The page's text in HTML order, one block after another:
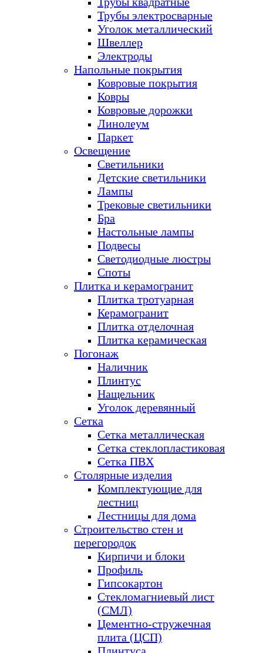
Трубы электросварные
Уголок металлический
Швеллер
Электроды
Напольные покрытия
Ковровые покрытия
Ковры
Ковровые дорожки
Линолеум
Паркет
Освещение
Светильники
Детские светильники
Лампы
Трековые светильники
Бра
Настольные лампы
Подвесы
Светодиодные люстры
Споты
Плитка и керамогранит
Плитка тротуарная
Керамогранит
Плитка отделочная
Плитка керамическая
Погонаж
Наличник
Плинтус
Нащельник
Уголок деревянный
Сетка
Сетка металлическая
Сетка стеклопластиковая
Сетка ПВХ
Столярные изделия
Комплектующие для
лестниц
Лестницы для дома
Строительство стен и
перегородок
Кирпичи и блоки
Профиль
Гипсокартон
Стекломагниевый лист
(СМЛ)
Цементно-стружечная
плита (ЦСП)